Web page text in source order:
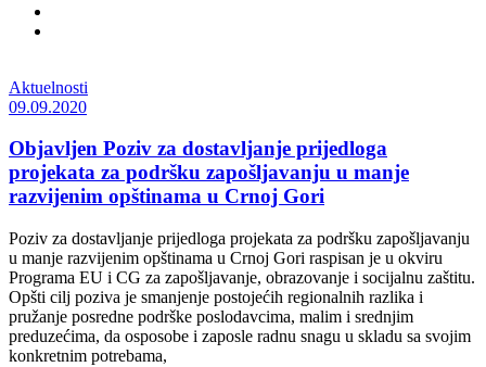
Aktuelnosti
09.09.2020
Objavljen Poziv za dostavljanje prijedloga
projekata za podršku zapošljavanju u manje
razvijenim opštinama u Crnoj Gori
Poziv za dostavljanje prijedloga projekata za podršku zapošljavanju
u manje razvijenim opštinama u Crnoj Gori raspisan je u okviru
Programa EU i CG za zapošljavanje, obrazovanje i socijalnu zaštitu.
Opšti cilj poziva je smanjenje postojećih regionalnih razlika i
pružanje posredne podrške poslodavcima, malim i srednjim
preduzećima, da osposobe i zaposle radnu snagu u skladu sa svojim
konkretnim potrebama,